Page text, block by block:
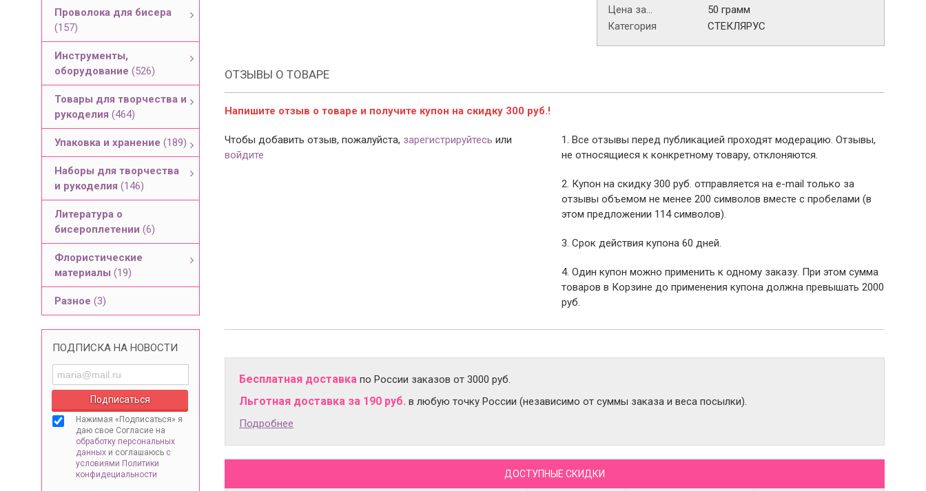
Проволока для бисера
(157)
Инструменты,
оборудование (526)
Товары для творчества и
рукоделия (464)
Упаковка и хранение (189)
Наборы для творчества
и рукоделия (146)
Литература о
бисероплетении (6)
Флористические
материалы (19)
Разное (3)
ПОДПИСКА НА НОВОСТИ
Нажимая «Подписаться» я
даю свое Согласие на
обработку персональных
данных и соглашаюсь с
условиями Политики
конфидециальности
Цена за...
50 грамм
Категория
СТЕКЛЯРУС
ОТЗЫВЫ О ТОВАРЕ
Напишите отзыв о товаре и получите купон на скидку 300 руб.!
Чтобы добавить отзыв, пожалуйста, зарегистрируйтесь или
войдите
1. Все отзывы перед публикацией проходят модерацию. Отзывы,
не относящиеся к конкретному товару, отклоняются.
2. Купон на скидку 300 руб. отправляется на e-mail только за
отзывы объемом не менее 200 символов вместе с пробелами (в
этом предложении 114 символов).
3. Срок действия купона 60 дней.
4. Один купон можно применить к одному заказу. При этом сумма
товаров в Корзине до применения купона должна превышать 2000
руб.
Бесплатная доставка по России заказов от 3000 руб.
Льготная доставка за 190 руб. в любую точку России (независимо от суммы заказа и веса посылки).
Подробнее
ДОСТУПНЫЕ СКИДКИ